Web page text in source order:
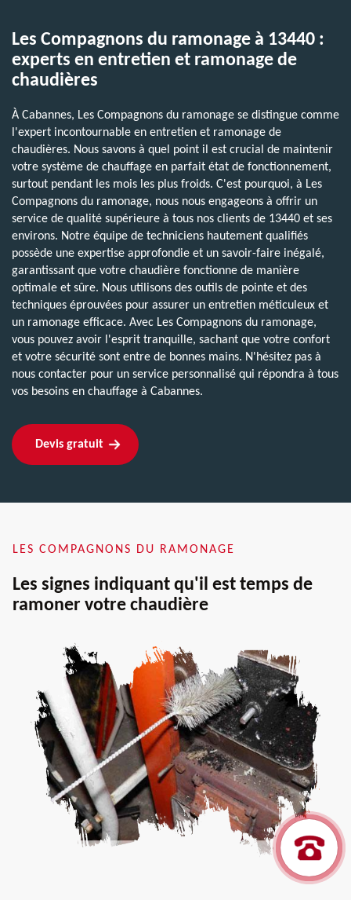
Les Compagnons du ramonage à 13440 :
experts en entretien et ramonage de
chaudières
À Cabannes, Les Compagnons du ramonage se distingue comme
l'expert incontournable en entretien et ramonage de
chaudières. Nous savons à quel point il est crucial de maintenir
votre système de chauffage en parfait état de fonctionnement,
surtout pendant les mois les plus froids. C'est pourquoi, à Les
Compagnons du ramonage, nous nous engageons à offrir un
service de qualité supérieure à tous nos clients de 13440 et ses
environs. Notre équipe de techniciens hautement qualifiés
possède une expertise approfondie et un savoir-faire inégalé,
garantissant que votre chaudière fonctionne de manière
optimale et sûre. Nous utilisons des outils de pointe et des
techniques éprouvées pour assurer un entretien méticuleux et
un ramonage efficace. Avec Les Compagnons du ramonage,
vous pouvez avoir l'esprit tranquille, sachant que votre confort
et votre sécurité sont entre de bonnes mains. N'hésitez pas à
nous contacter pour un service personnalisé qui répondra à tous
vos besoins en chauffage à Cabannes.
Devis gratuit
LES COMPAGNONS DU RAMONAGE
Les signes indiquant qu'il est temps de
ramoner votre chaudière